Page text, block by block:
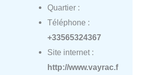
Quartier :
Téléphone :
+33565324367
Site internet :
http://www.vayrac.f